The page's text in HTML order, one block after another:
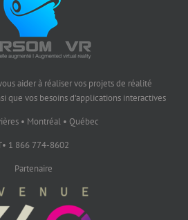
aider à réaliser vos projets de réalité
que vos besoins d'applications interactives
• Montréal • Québec
1 866 774-8602
Partenaire